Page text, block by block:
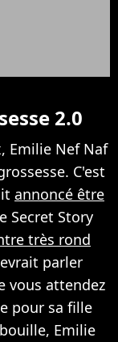
2.0
Emilie Nef Naf
C'est
annoncé être
Secret Story
très rond
parler
vous attendez
pour sa fille
Emilie